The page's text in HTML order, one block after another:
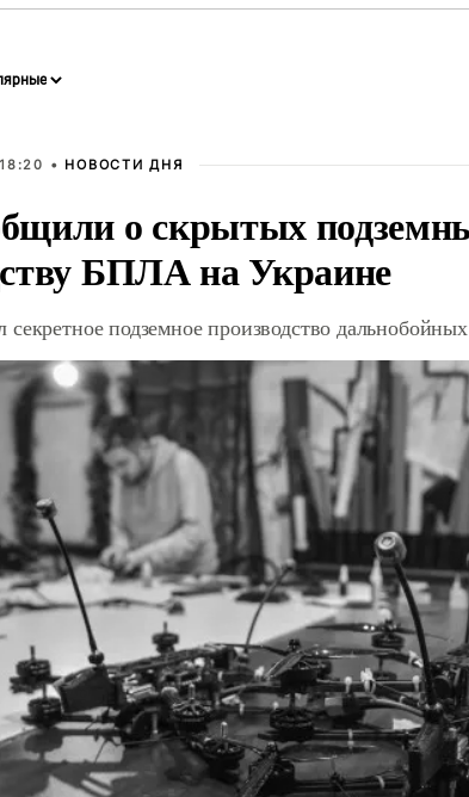
• НОВОСТИ ДНЯ
о скрытых
БПЛА на Украине
секретное подземное производство